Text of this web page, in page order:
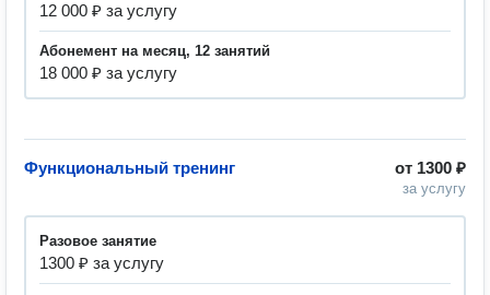
12 000 ₽ за услугу
абонемент на месяц, 12 занятий
18 000 ₽ за услугу
от 1300 ₽
за услугу
Функциональный тренинг
разовое занятие
1300 ₽ за услугу